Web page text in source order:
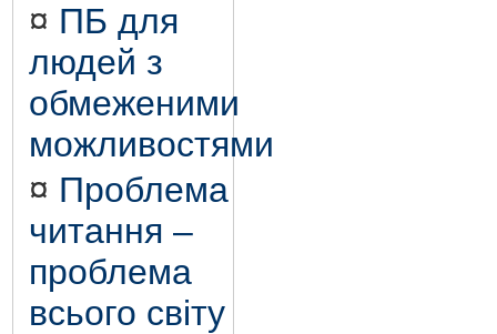
¤ ПБ для
людей з
обмеженими
можливостями
¤ Проблема
читання –
проблема
всього світу